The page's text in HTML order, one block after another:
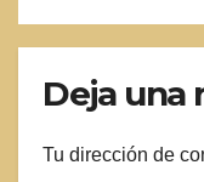
Deja una
Tu dirección de